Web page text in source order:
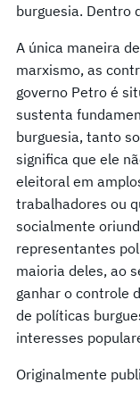
burguesia. Dentro
A única maneira
marxismo, as
governo Petro é
sustenta
burguesia, tanto
significa que ele
eleitoral em
trabalhadores ou
socialmente
representantes
maioria deles, ao
ganhar o controle
de políticas
interesses
Originalmente